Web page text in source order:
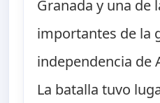
Granada y una de
importantes de la
independencia de
La batalla tuvo